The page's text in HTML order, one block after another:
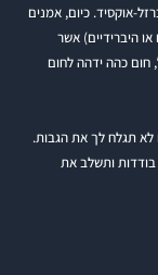
אוקסיד. כיום, אמנים
היברידיים) אשר
חום כהה ידהה לחום
תגלח לך את הגבות.
ותשלב את